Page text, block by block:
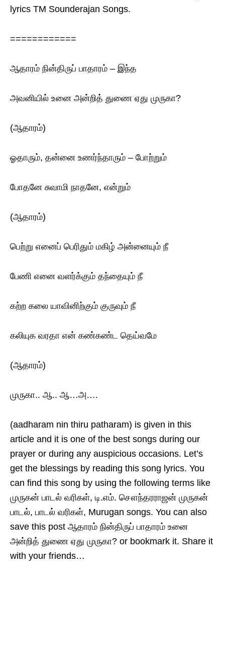
lyrics TM Sounderajan Songs.
============
ஆதாரம் நின்திருப் பாதாரம் – இந்த
அவனியில் உனை அன்றித் துணை ஏது முருகா?
(ஆதாரம்)
ஓதாரும், தன்னை உணர்ந்தாரும் – போற்றும்
போதனே சுவாமி நாதனே, என்றும்
(ஆதாரம்)
பெற்று எனைப் பெரிதும் மகிழ் அன்னையும் நீ
பேணி எனை வளர்க்கும் தந்தையும் நீ
கற்ற கலை யாவினிற்கும் குருவும் நீ
கலியுக வரதா என் கண்கண்ட தெய்வமே
(ஆதாரம்)
முருகா.. ஆ.. ஆ…அ….
(aadharam nin thiru patharam) is given in this
article and it is one of the best songs during our
prayer or during any auspicious occasions. Let’s
get the blessings by reading this song lyrics. You
can find this song by using the following terms like
முருகன் பாடல் வரிகள், டி.எம். சௌந்தரராஜன் முருகன்
பாடல், பாடல் வரிகள், Murugan songs. You can also
save this post ஆதாரம் நின்திருப் பாதாரம் உனை
அன்றித் துணை ஏது முருகா? or bookmark it. Share it
with your friends…